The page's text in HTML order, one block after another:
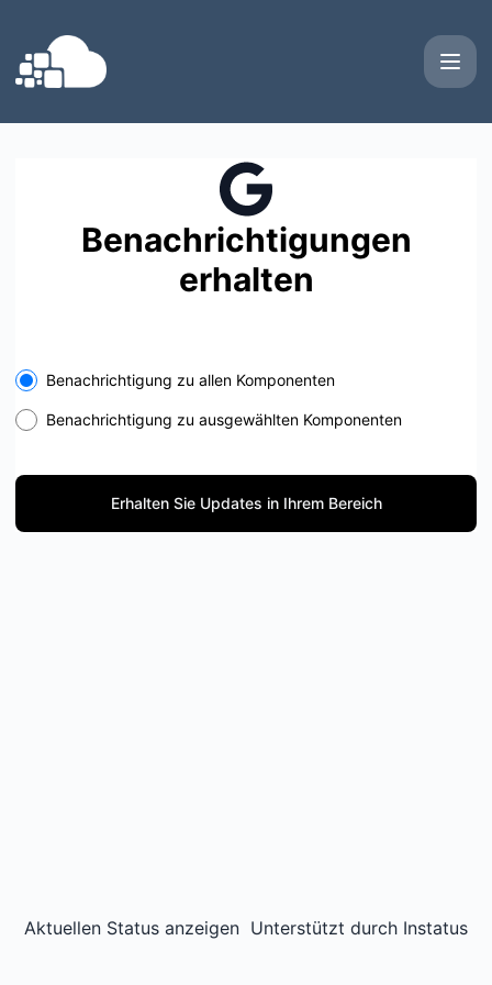
Benachrichtigungen
erhalten
Select the components you want to receive updates for
Benachrichtigung zu allen Komponenten
Benachrichtigung zu ausgewählten Komponenten
Erhalten Sie Updates in Ihrem Bereich
Aktuellen Status anzeigen Unterstützt durch Instatus